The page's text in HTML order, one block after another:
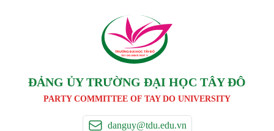
TRƯỜNG ĐẠI HỌC TÂY ĐÔ
TAY DO UNIVERSIT Y
ĐẢNG ỦY TRƯỜNG ĐẠI HỌC TÂY ĐÔ
PARTY COMMITTEE OF TAY DO UNIVERSITY
danguy@tdu.edu.vn